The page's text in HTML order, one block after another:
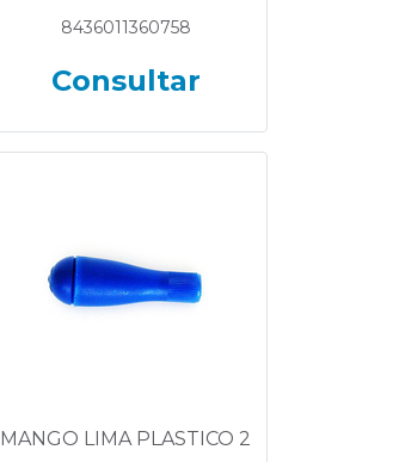
8436011360758
Consultar
MANGO LIMA PLASTICO 2